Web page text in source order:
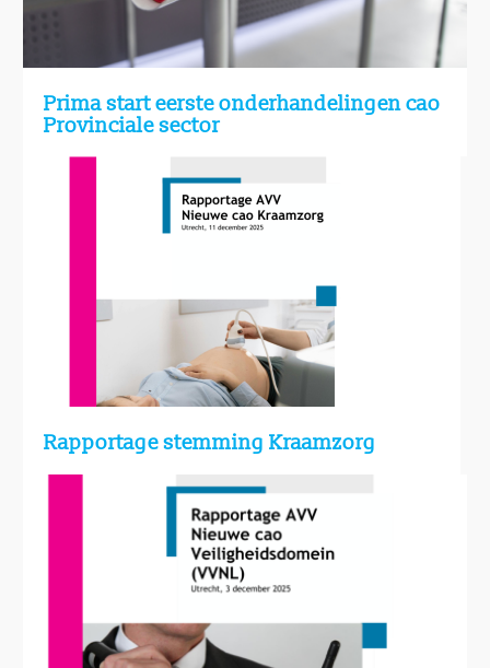
Prima start eerste onderhandelingen cao
Provinciale sector
Rapportage stemming Kraamzorg